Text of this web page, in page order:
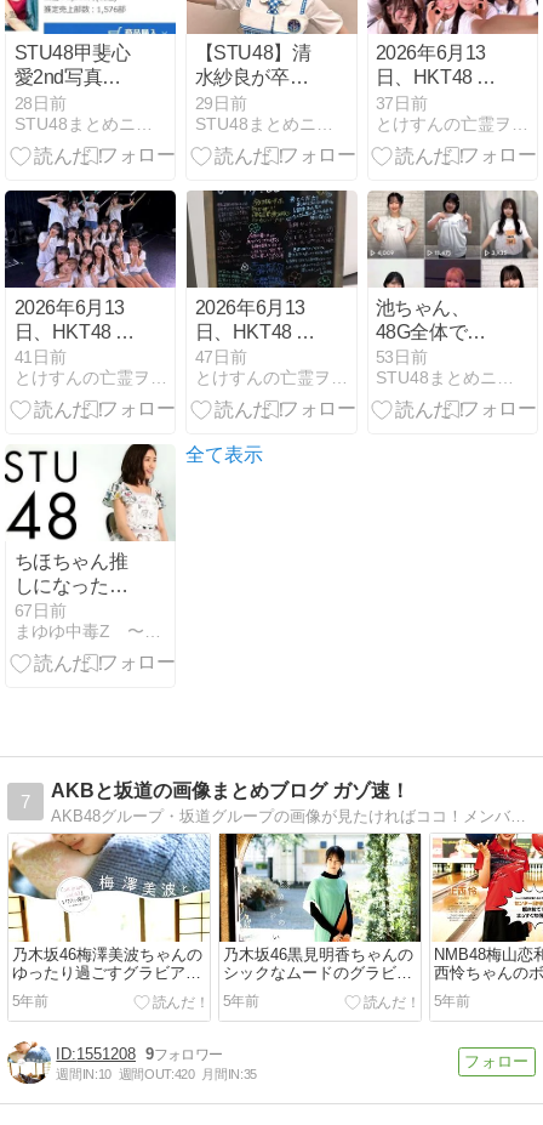
STU48甲斐心
愛2nd写真集
「おかえり太
陽」初週売上
1,576部！！！
28日前
【STU48】清
水紗良が卒業
発表！卒業公
演の実施はご
ざいませ
29日前
2026年6月13
日、HKT48 6
期生「希望の
つぼみ」リバ
イバル公演(そ
37日前
2026年6月13
日、HKT48 6
期生「希望の
つぼみ」リバ
イバル公演(そ
41日前
とけすんの亡霊ヲタ的福岡生活
2026年6月13
日、HKT48 6
期生「希望の
つぼみ」リバ
イバル公演(そ
47日前
とけすんの亡霊ヲタ的福岡生活
池ちゃん、
48G全体でも
圧倒的一番人
気だった！！
【STU48池田
53日前
STU48まとめニュース（瀬戸内48）
ちほちゃん推
しになった必
然
67日前
まゆゆ中毒Z 〜STU48号の航海日誌〜
全て表示
7
AKBと坂道の画像まとめブログ ガゾ速！
AKB48グループ・坂道グループの画像が見たければココ！メンバーの水着画像やオフショット画像も！
乃木坂46梅澤美波ちゃんの
ゆったり過ごすグラビア画
像！
5年前
乃木坂46黒見明香ちゃんの
シックなムードのグラビア
画像！
5年前
NMB48梅山恋
西怜ちゃんの
ャレンジグラ
5年前
1551208 9
週間IN:10 週間OUT:420 月間IN:35